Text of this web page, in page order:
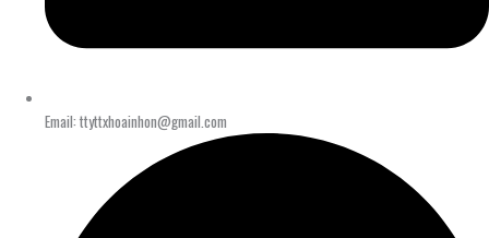
Email: ttyttxhoainhon@gmail.com